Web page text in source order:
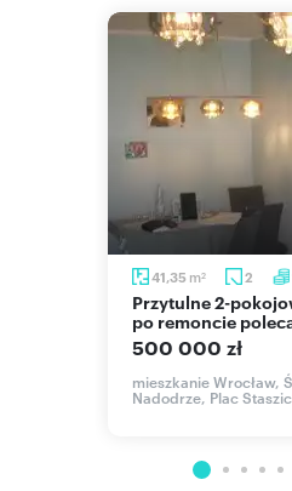
41,35 m2 2
Przytulne 2-pokojowe mieszkanie
po remoncie
500 000 zł
mieszkanie Wrocław,
Nadodrze, Plac